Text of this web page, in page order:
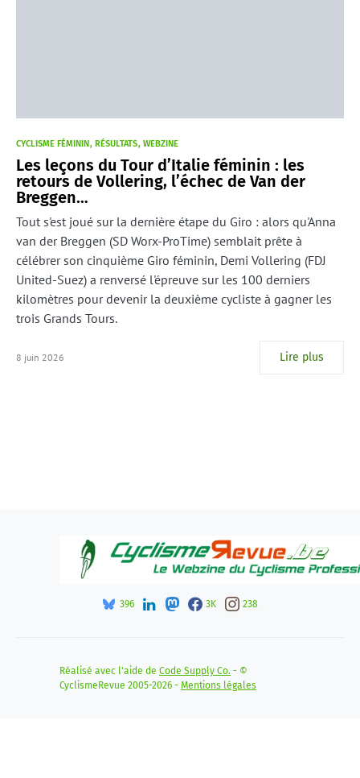
CYCLISME FÉMININ RÉSULTATS WEBZINE
Les leçons du Tour d’Italie féminin : les
retours de Vollering, l’échec de Van der
Breggen…
Tout s'est joué sur la dernière étape du Giro : alors qu'Anna
van der Breggen (SD Worx-ProTime) semblait prête à
célébrer son cinquième Giro féminin, Demi Vollering (FDJ
United-Suez) a renversé l'épreuve sur les 100 derniers
kilomètres pour devenir la deuxième cycliste à gagner les
trois Grands Tours.
8 juin 2026 Lire plus
396 3K 238
Réalisé avec l'aide de Code Supply Co. - ©
CyclismeRevue 2005-2026 - Mentions légales